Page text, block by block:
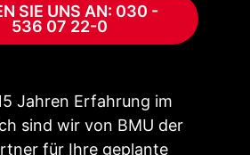
SIE UNS AN: 030 -
536 07 22-0
Jahren Erfahrung im
sind wir von BMU der
für Ihre geplante